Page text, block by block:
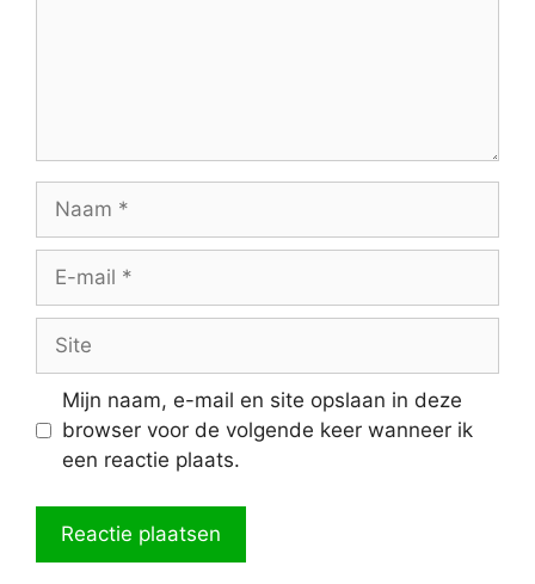
Naam
Site
Mijn naam, e-mail en site opslaan in deze
browser voor de volgende keer wanneer ik
een reactie plaats.